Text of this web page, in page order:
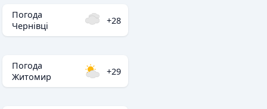
Погода
Чернівці
+28
Погода
Житомир
+29